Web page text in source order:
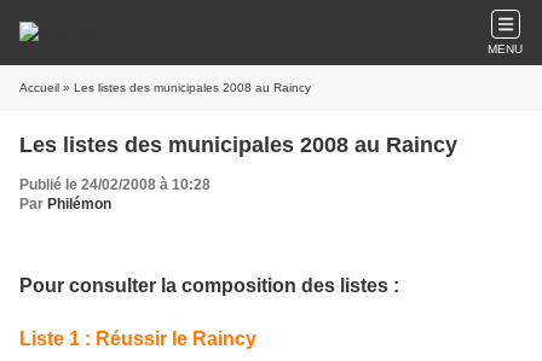
MENU
Accueil » Les listes des municipales 2008 au Raincy
Les listes des municipales 2008 au Raincy
Publié le 24/02/2008 à 10:28
Par Philémon
Pour consulter la composition des listes :
Liste 1 : Réussir le Raincy